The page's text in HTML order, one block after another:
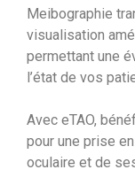
Meibographie
visualisation
permettant une
l’état de vos
Avec eTAO,
pour une prise
oculaire et de